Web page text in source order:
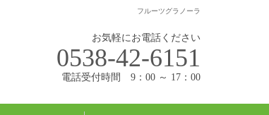
フルーツグラノーラ
お気軽にお電話ください
0538-42-6151
電話受付時間 9：00 ～ 17：00